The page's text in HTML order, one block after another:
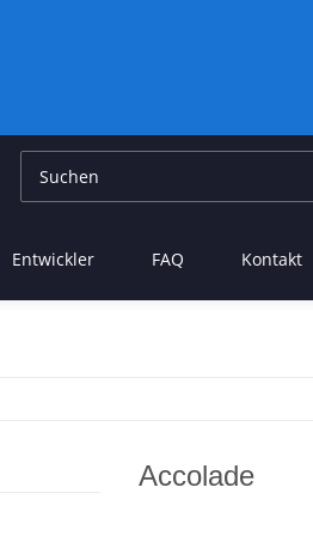
Entwickler FAQ Kontakt
Accolade